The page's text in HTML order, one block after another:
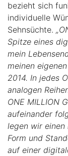
bezieht sich
individuelle
Sehnsüchte.
Spitze eines
mein
meinen
2014. In jedes
analogen
ONE MILLION
aufeinander
legen wir einen
Form und
auf einer